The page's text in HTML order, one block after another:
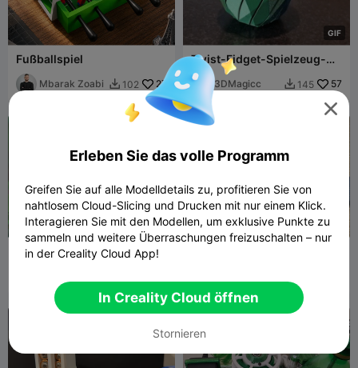
Fußballspiel
Mbarak Zoabi  102 27
GIF
Twist-Fidget-Spielzeug-
Apfel
3DMagicc  145 57
Flexi Jack Russell Terrier
Prints

Erleben Sie das volle Programm
Greifen Sie auf alle Modelldetails zu, profitieren Sie von
nahtlosem Cloud-Slicing und Drucken mit nur einem Klick.
Interagieren Sie mit den Modellen, um exklusive Punkte zu
sammeln und weitere Überraschungen freizuschalten – nur
in der Creality Cloud App!
In Creality Cloud öffnen
Stornieren